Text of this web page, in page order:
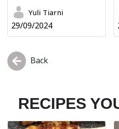
Yuli Tiarni
29/09/2024
Back
RECIPES